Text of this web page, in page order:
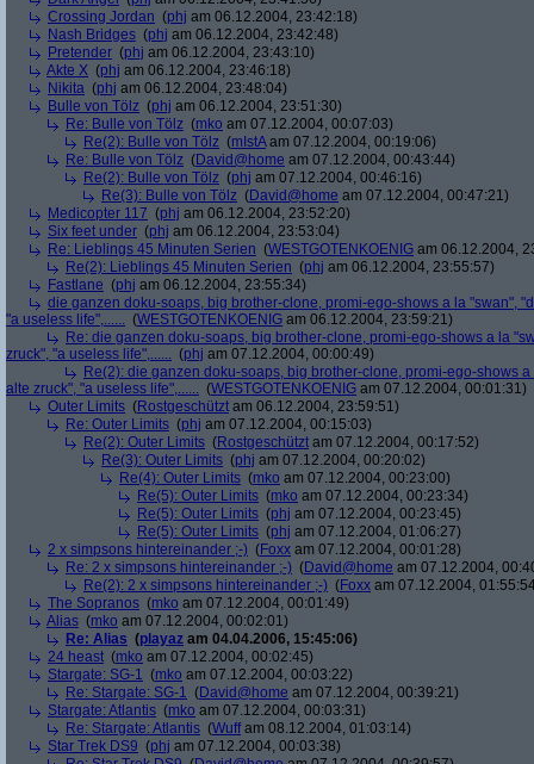
Crossing Jordan (phj am 06.12.2004, 23:42:18)
Nash Bridges (phj am 06.12.2004, 23:42:48)
Pretender (phj am 06.12.2004, 23:43:10)
Akte X (phj am 06.12.2004, 23:46:18)
Nikita (phj am 06.12.2004, 23:48:04)
Bulle von Tölz (phj am 06.12.2004, 23:51:30)
Re: Bulle von Tölz (mko am 07.12.2004, 00:07:03)
Re(2): Bulle von Tölz (mIstAam 07.12.2004, 00:19:06)
Re: Bulle von Tölz (David@home am 07.12.2004, 00:43:44)
Re(2): Bulle von Tölz (phj am 07.12.2004, 00:46:16)
Re(3): Bulle von Tölz (David@home am 07.12.2004, 00:47:21)
Medicopter 117 (phj am 06.12.2004, 23:52:20)
Six feet under (phj am 06.12.2004, 23:53:04)
Re: Lieblings 45 Minuten Serien (WESTGOTENKOENIG am 06.12.2004,
Re(2): Lieblings 45 Minuten Serien (phj am 06.12.2004, 23:55:57)
Fastlane (phj am 06.12.2004, 23:55:34)
die ganzen doku-soaps, big brother-clone, promi-ego-shows a la "swan",
"a useless life",...... (WESTGOTENKOENIG am 06.12.2004, 23:59:21)
Re: die ganzen doku-soaps, big brother-clone, promi-ego-shows a la
zruck", "a useless life",...... (phj am 07.12.2004, 00:00:49)
Re(2): die ganzen doku-soaps, big brother-clone, promi-ego-shows
alte zruck", "a useless life",...... (WESTGOTENKOENIG am 07.12.2004, 00:01:31)
Outer Limits (Rostgeschützt am 06.12.2004, 23:59:51)
Re: Outer Limits (phj am 07.12.2004, 00:15:03)
Re(2): Outer Limits (Rostgeschützt am 07.12.2004, 00:17:52)
Re(3): Outer Limits (phj am 07.12.2004, 00:20:02)
Re(4): Outer Limits (mko am 07.12.2004, 00:23:00)
Re(5): Outer Limits (mko am 07.12.2004, 00:23:34)
Re(5): Outer Limits (phj am 07.12.2004, 00:23:45)
Re(5): Outer Limits (phj am 07.12.2004, 01:06:27)
2 x simpsons hintereinander ;-) (Foxx am 07.12.2004, 00:01:28)
Re: 2 x simpsons hintereinander ;-) (David@home am 07.12.2004,
Re(2): 2 x simpsons hintereinander ;-) (Foxx am 07.12.2004,
The Sopranos (mko am 07.12.2004, 00:01:49)
Alias (mko am 07.12.2004, 00:02:01)
Re: Alias (playaz am 04.04.2006, 15:45:06)
24 heast (mko am 07.12.2004, 00:02:45)
Stargate: SG-1 (mko am 07.12.2004, 00:03:22)
Re: Stargate: SG-1 (David@home am 07.12.2004, 00:39:21)
Stargate: Atlantis (mko am 07.12.2004, 00:03:31)
Re: Stargate: Atlantis (Wuffam 08.12.2004, 01:03:14)
Star Trek DS9 (phj am 07.12.2004, 00:03:38)